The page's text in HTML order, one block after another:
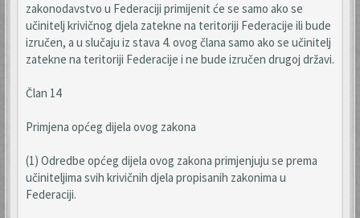
zakonodavstvo u Federaciji primijenit će se samo ako se
učinitelj krivičnog djela zatekne na teritoriji Federacije ili bude
izručen, a u slučaju iz stava 4. ovog člana samo ako se učinitelj
zatekne na teritoriji Federacije i ne bude izručen drugoj državi.
Član 14
Primjena općeg dijela ovog zakona
(1) Odredbe općeg dijela ovog zakona primjenjuju se prema
učiniteljima svih krivičnih djela propisanih zakonima u
Federaciji.